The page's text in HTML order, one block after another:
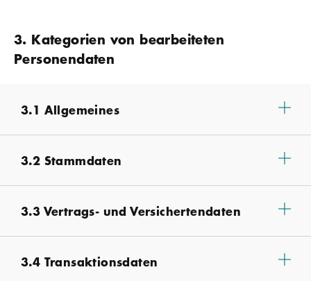
3. Kategorien von bearbeiteten
Personendaten
3.1 Allgemeines
3.2 Stammdaten
3.3 Vertrags- und Versichertendaten
3.4 Transaktionsdaten